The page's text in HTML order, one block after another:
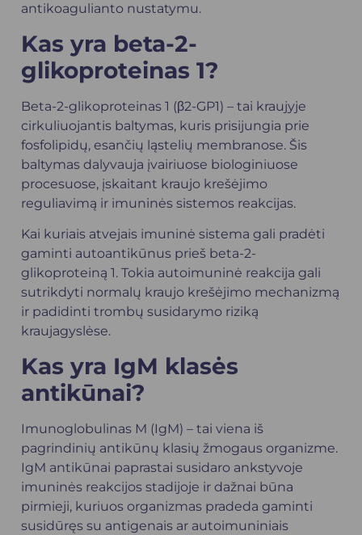
antikoagulianto nustatymu.
Kas yra beta-2-
glikoproteinas 1?
Beta-2-glikoproteinas 1 (β2-GP1) – tai kraujyje
cirkuliuojantis baltymas, kuris prisijungia prie
fosfolipidų, esančių ląstelių membranose. Šis
baltymas dalyvauja įvairiuose biologiniuose
procesuose, įskaitant kraujo krešėjimo
reguliavimą ir imuninės sistemos reakcijas.
Kai kuriais atvejais imuninė sistema gali pradėti
gaminti autoantikūnus prieš beta-2-
glikoproteiną 1. Tokia autoimuninė reakcija gali
sutrikdyti normalų kraujo krešėjimo mechanizmą
ir padidinti trombų susidarymo riziką
kraujagyslėse.
Kas yra IgM klasės
antikūnai?
Imunoglobulinas M (IgM) – tai viena iš
pagrindinių antikūnų klasių žmogaus organizme.
IgM antikūnai paprastai susidaro ankstyvoje
imuninės reakcijos stadijoje ir dažnai būna
pirmieji, kuriuos organizmas pradeda gaminti
susidūręs su antigenais ar autoimuniniais